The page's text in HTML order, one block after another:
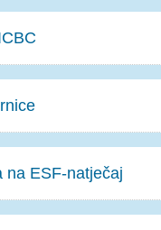
na ESF-natječaj